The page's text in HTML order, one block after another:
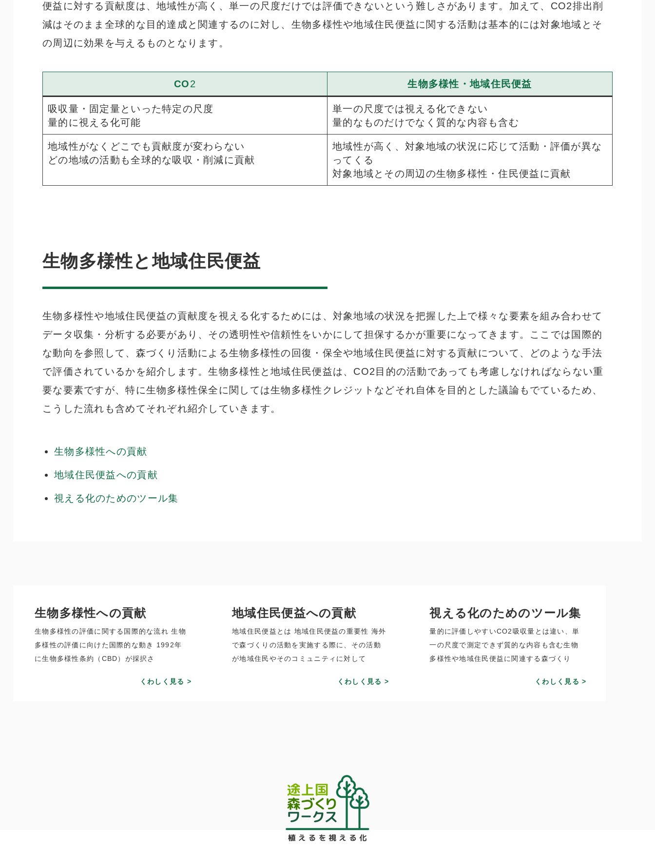
便益に対する貢献度は、地域性が高く、単一の尺度だけでは評価できないという難しさがあります。加えて、CO2排出削
減はそのまま全球的な目的達成と関連するのに対し、生物多様性や地域住民便益に関する活動は基本的には対象地域とそ
の周辺に効果を与えるものとなります。
CO2 生物多様性・地域住民便益
吸収量・固定量といった特定の尺度
量的に視える化可能
単一の尺度では視える化できない
量的なものだけでなく質的な内容も含む
地域性がなくどこでも貢献度が変わらない
どの地域の活動も全球的な吸収・削減に貢献
地域性が高く、対象地域の状況に応じて活動・評価が異な
ってくる
対象地域とその周辺の生物多様性・住民便益に貢献
生物多様性と地域住民便益
生物多様性や地域住民便益の貢献度を視える化するためには、対象地域の状況を把握した上で様々な要素を組み合わせて
データ収集・分析する必要があり、その透明性や信頼性をいかにして担保するかが重要になってきます。ここでは国際的
な動向を参照して、森づくり活動による生物多様性の回復・保全や地域住民便益に対する貢献について、どのような手法
で評価されているかを紹介します。生物多様性と地域住民便益は、CO2 目的の活動であっても考慮しなければならない重
要な要素ですが、特に生物多様性保全に関しては生物多様性クレジットなどそれ自体を目的とした議論もでているため、
こうした流れも含めてそれぞれ紹介していきます。
生物多様性への貢献
地域住民便益への貢献
視える化のためのツール集
生物多様性への貢献
生物多様性の評価に関する国際的な流れ 生物
多様性の評価に向けた国際的な動き 1992年
に生物多様性条約（CBD）が採択さ
くわしく見る >
地域住民便益への貢献
地域住民便益とは 地域住民便益の重要性 海外
で森づくりの活動を実施する際に、その活動
が地域住民やそのコミュニティに対して
くわしく見る >
視える化のためのツール集
量的に評価しやすいCO2吸収量とは違い、単
一の尺度で測定できず質的な内容も含む生物
多様性や地域住民便益に関連する森づくり
くわしく見る >